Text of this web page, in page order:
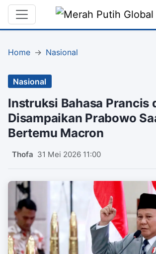
Home Nasional
Nasional
Instruksi Bahasa Prancis
Disampaikan Prabowo
Bertemu Macron
Thofa 31 Mei 2026 11:00